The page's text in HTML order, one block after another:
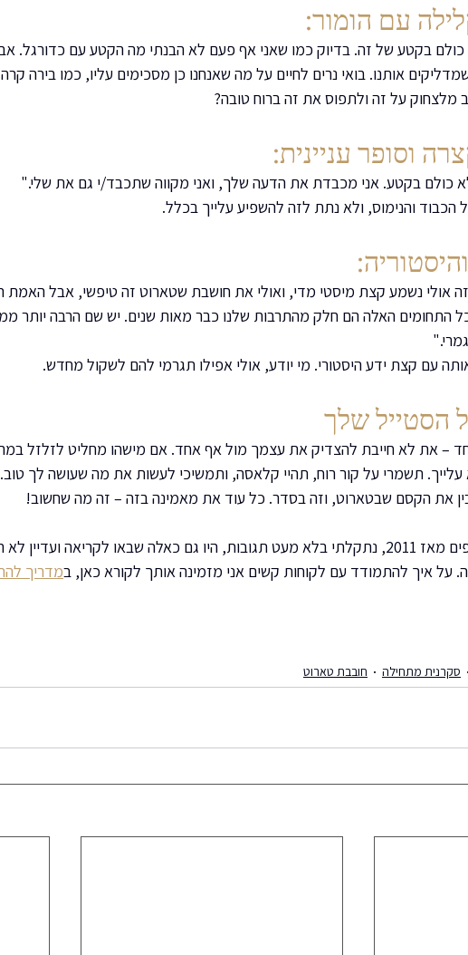
עם הומור:
בקטע של זה. בדיוק כמו שאני אף פעם לא הבנתי מה הקטע עם כדורגל. אבל
אותנו. בואי נרים לחיים על מה שאנחנו כן מסכימים עליו, כמו בירה
מלצחוק על זה ולתפוס את זה ברוח טובה?
וסופר עניינית:
כולם בקטע. אני מכבדת את הדעה שלך, ואני מקווה שתכבד/י גם את שלי."
והנימוס, ולא נתת לזה להשפיע עלייך בכלל.
אולי נשמע קצת מיסטי מדי, ואולי את חושבת שטארוט זה טיפשי, אבל האמת
התחומים האלה הם חלק מהתרבות שלנו כבר מאות שנים. יש שם הרבה יותר
עם קצת ידע היסטורי. מי יודע, אולי אפילו תגרמי להם לשקול מחדש.
הסטייל שלך
– את לא חייבת להצדיק את עצמך מול אף אחד. אם מישהו מחליט לזלזל
תשמרי על קור רוח, תהיי קלאסה, ותמשיכי לעשות את מה שעושה לך טוב.
את הקסם שבטארוט, וזה בסדר. כל עוד את מאמינה בזה – זה מה שחשוב!
כקוראת בקלפים מאז 2011, נתקלתי בלא מעט תגובות, היו גם כאלה שבאו לקריאה
על איך להתמודד עם לקוחות קשים אני מזמינה אותך לקורא כאן, במדריך
סקרנית מתחילה חובבת טארוט